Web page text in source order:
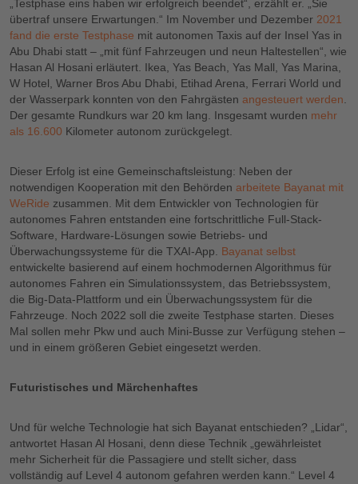
„Testphase eins haben wir erfolgreich beendet“, erzählt er. „Sie
übertraf unsere Erwartungen.“ Im November und Dezember 2021
fand die erste Testphase mit autonomen Taxis auf der Insel Yas in
Abu Dhabi statt – „mit fünf Fahrzeugen und neun Haltestellen“, wie
Hasan Al Hosani erläutert. Ikea, Yas Beach, Yas Mall, Yas Marina,
W Hotel, Warner Bros Abu Dhabi, Etihad Arena, Ferrari World und
der Wasserpark konnten von den Fahrgästen angesteuert werden
Der gesamte Rundkurs war 20 km lang. Insgesamt wurden mehr
als 16.600 Kilometer autonom zurückgelegt.
Dieser Erfolg ist eine Gemeinschaftsleistung: Neben der
notwendigen Kooperation mit den Behörden arbeitete Bayanat mit
WeRide zusammen. Mit dem Entwickler von Technologien für
autonomes Fahren entstanden eine fortschrittliche Full-Stack-
Software, Hardware-Lösungen sowie Betriebs- und
Überwachungssysteme für die TXAI-App. Bayanat selbst
entwickelte basierend auf einem hochmodernen Algorithmus für
autonomes Fahren ein Simulationssystem, das Betriebssystem,
die Big-Data-Plattform und ein Überwachungssystem für die
Fahrzeuge. Noch 2022 soll die zweite Testphase starten. Dieses
Mal sollen mehr Pkw und auch Mini-Busse zur Verfügung stehen –
und in einem größeren Gebiet eingesetzt werden.
Futuristisches und Märchenhaftes
Und für welche Technologie hat sich Bayanat entschieden? „Lidar“,
antwortet Hasan Al Hosani, denn diese Technik „gewährleistet
mehr Sicherheit für die Passagiere und stellt sicher, dass
vollständig auf Level 4 autonom gefahren werden kann.“ Level 4